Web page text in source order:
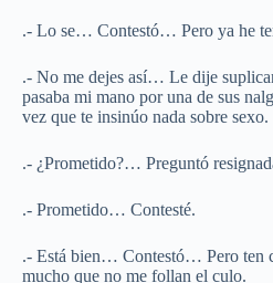
.- Lo se… Contestó… Pero ya he
.- No me dejes así… Le dije
pasaba mi mano por una de sus
vez que te insinúo nada sobre sexo.
.- ¿Prometido?… Preguntó
.- Prometido… Contesté.
.- Está bien… Contestó… Pero ten
mucho que no me follan el culo.